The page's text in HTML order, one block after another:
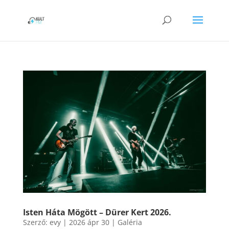
Isten Háta Mögött – Dürer Kert 2026.
Szerző: evy| 2026 ápr 30| Galéria